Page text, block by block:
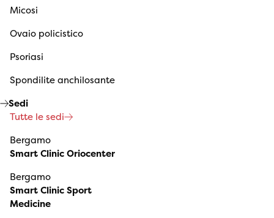
Micosi
Ovaio policistico
Psoriasi
Spondilite anchilosante
Sedi
Tutte le sedi
Bergamo
Smart Clinic Oriocenter
Bergamo
Smart Clinic Sport
Medicine